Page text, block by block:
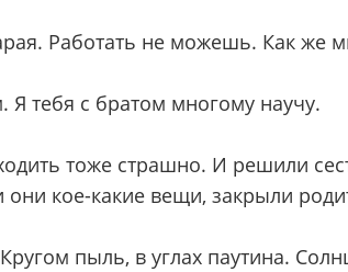
Работать не можешь. Как же
Я тебя с братом многому научу.
тоже страшно. И решили
они кое-какие вещи, закрыли
пыль, в углах паутина.